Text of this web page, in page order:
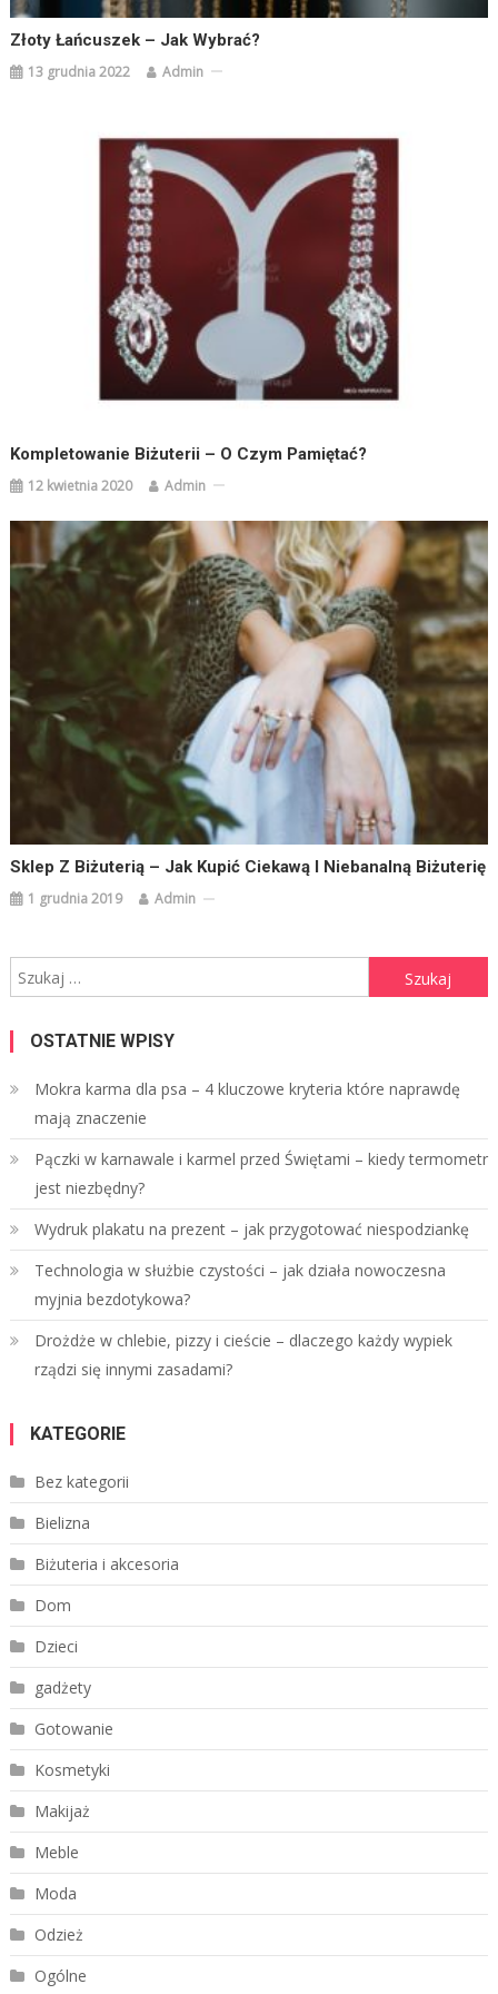
Złoty Łańcuszek – Jak Wybrać?
13 grudnia 2022 Admin
Kompletowanie Biżuterii – O Czym Pamiętać?
12 kwietnia 2020 Admin
Sklep Z Biżuterią – Jak Kupić Ciekawą I Niebanalną Biżuterię
1 grudnia 2019 Admin
Szukaj:
OSTATNIE WPISY
Mokra karma dla psa – 4 kluczowe kryteria które naprawdę
mają znaczenie
Pączki w karnawale i karmel przed Świętami – kiedy termometr
jest niezbędny?
Wydruk plakatu na prezent – jak przygotować niespodziankę
Technologia w służbie czystości – jak działa nowoczesna
myjnia bezdotykowa?
Drożdże w chlebie, pizzy i cieście – dlaczego każdy wypiek
rządzi się innymi zasadami?
KATEGORIE
Bez kategorii
Bielizna
Biżuteria i akcesoria
Dom
Dzieci
gadżety
Gotowanie
Kosmetyki
Makijaż
Meble
Moda
Odzież
Ogólne